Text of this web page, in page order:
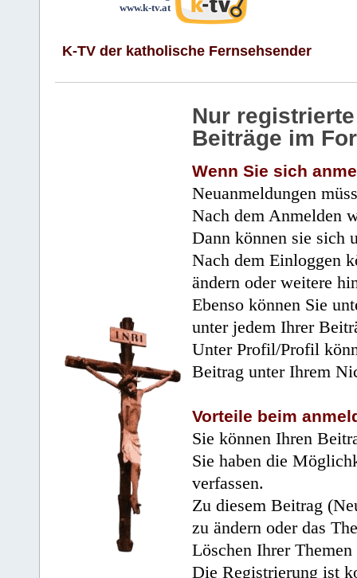
www.k-tv.at
K-TV der katholische Fernsehsender
Nur
Beiträge im
Wenn Sie sich
Neuanmeldungen
Nach dem Anmelden
Dann können sie sich
Nach dem Einloggen
ändern oder weitere
Ebenso können Sie
unter jedem Ihrer
Unter Profil/Profil
Beitrag unter Ihrem
Vorteile beim
Sie können Ihren
Sie haben die
verfassen.
Zu diesem Beitrag
zu ändern oder das
Löschen Ihrer
Die Registrierung ist